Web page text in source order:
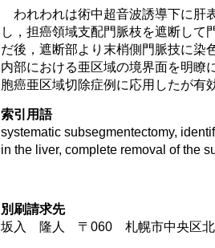
われわれは術中超音波誘導下に肝
し，担癌領域支配門脈枝を遮断して
だ後，遮断部より末梢側門脈技に染
内部における亜区域の境界面を明瞭
胞癌亜区域切除症例に応用したが有
索引用語
systematic subsegmentectomy,
in the liver, complete removal of the
別刷請求先
坂入 隆人 〒060 札幌市中央区北